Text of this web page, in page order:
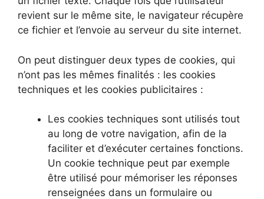
revient sur le même site, le navigateur récupère
ce fichier et l’envoie au serveur du site internet.
On peut distinguer deux types de cookies, qui
n’ont pas les mêmes finalités : les cookies
techniques et les cookies publicitaires :
Les cookies techniques sont utilisés tout
au long de votre navigation, afin de la
faciliter et d’exécuter certaines fonctions.
Un cookie technique peut par exemple
être utilisé pour mémoriser les réponses
renseignées dans un formulaire ou